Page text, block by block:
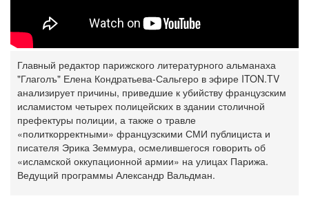
Главный редактор парижского литературного альманаха
"Глаголъ" Елена Кондратьева-Сальгеро в эфире ITON.TV
анализирует причины, приведшие к убийству французским
исламистом четырех полицейских в здании столичной
префектуры полиции, а также о травле
«политкорректными» французскими СМИ публициста и
писателя Эрика Земмура, осмелившегося говорить об
«исламской оккупационной армии» на улицах Парижа.
Ведущий программы Александр Вальдман.